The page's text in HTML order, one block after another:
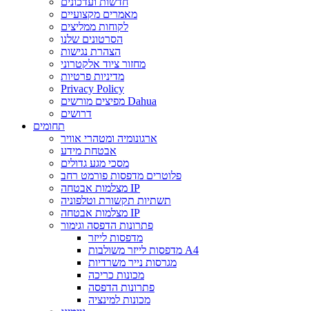
מאמרים מקצועיים
לקוחות ממליצים
הסרטונים שלנו
הצהרת נגישות
מחזור ציוד אלקטרוני
מדיניות פרטיות
Privacy Policy
מפיצים מורשים Dahua
דרושים
תחומים
ארגונומיה ומטהרי אוויר
אבטחת מידע
מסכי מגע גדולים
פלוטרים מדפסות פורמט רחב
מצלמות אבטחה IP
תשתיות תקשורת וטלפוניה
מצלמות אבטחה IP
פתרונות הדפסה וגימור
מדפסות לייזר
מדפסות לייזר משולבות A4
מגרסות נייר משרדיות
מכונות כריכה
פתרונות הדפסה
מכונות למינציה